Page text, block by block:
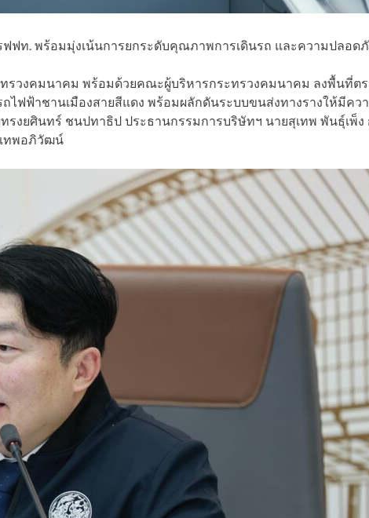
ฟท. พร้อมมุ่งเน้นการยกระดับคุณภาพการเดินรถ และความปลอด
รวงคมนาคม พร้อมด้วยคณะผู้บริหารกระทรวงคมนาคม ลงพื้นที่ตร
ไฟฟ้าชานเมืองสายสีแดง พร้อมผลักดันระบบขนส่งทางรางให้มีค
งยศินทร์ ชนปทาธิป ประธานกรรมการบริษัทฯ นายสุเทพ พันธุ์เพ็ง
ทพอภิวัฒน์